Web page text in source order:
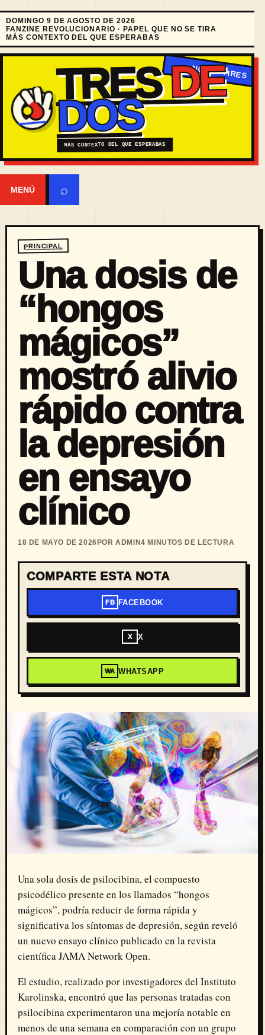
DOMINGO 9 DE AGOSTO DE 2026
FANZINE REVOLUCIONARIO · PAPEL QUE NO SE TIRA
MÁS CONTEXTO DEL QUE ESPERABAS
TRESDE
DOS
MÁS CONTEXTO DEL QUE ESPERABAS
MENÚ ⌕
PRINCIPAL
Una dosis de
“hongos
mágicos”
mostró alivio
rápido contra
la depresión
en ensayo
clínico
18 DE MAYO DE 2026 POR ADMIN4 MINUTOS DE LECTURA
COMPARTE ESTA NOTA
FB FACEBOOK
X X
WA WHATSAPP
Una sola dosis de psilocibina, el compuesto
psicodélico presente en los llamados “hongos
mágicos”, podría reducir de forma rápida y
significativa los síntomas de depresión, según reveló
un nuevo ensayo clínico publicado en la revista
científica JAMA Network Open.
El estudio, realizado por investigadores del Instituto
Karolinska, encontró que las personas tratadas con
psilocibina experimentaron una mejoría notable en
menos de una semana en comparación con un grupo